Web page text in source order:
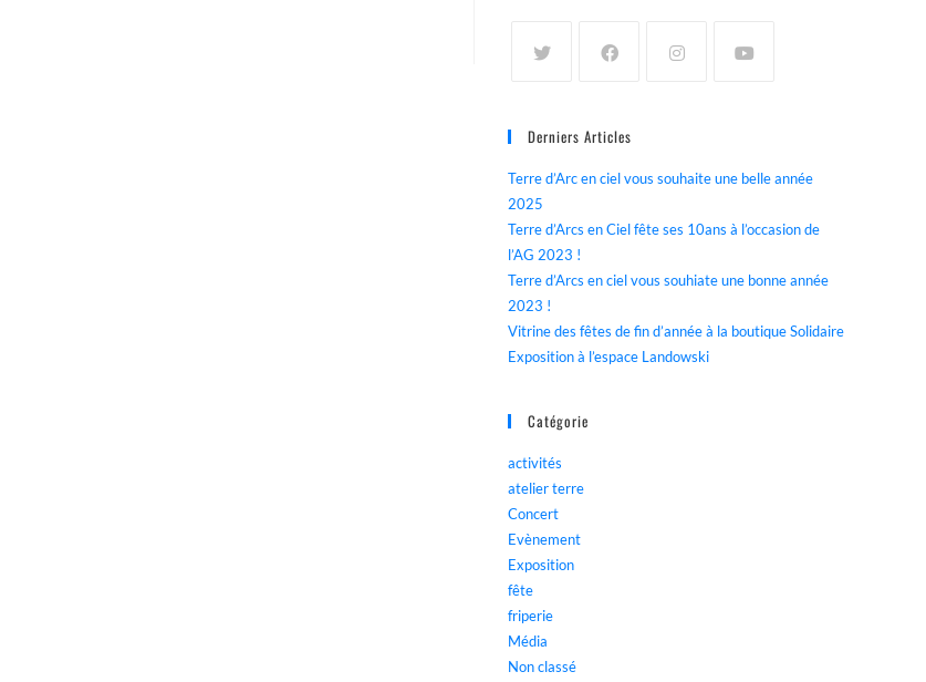
Derniers Articles
Terre d’Arc en ciel vous souhaite une belle année
2025
Terre d’Arcs en Ciel fête ses 10ans à l’occasion de
l’AG 2023 !
Terre d’Arcs en ciel vous souhiate une bonne année
2023 !
Vitrine des fêtes de fin d’année à la boutique Solidaire
Exposition à l’espace Landowski
Catégorie
activités
atelier terre
Concert
Evènement
Exposition
fête
friperie
Média
Non classé